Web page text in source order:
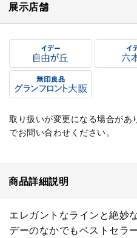
展示店舗
取り扱いが変更になる場合があ
でお問い合わせください。
商品詳細説明
エレガントなラインと絶妙
デーのなかでもベストセラ